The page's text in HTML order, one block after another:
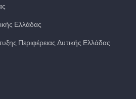
Ελλάδας
Περιφέρειας Δυτικής Ελλάδας